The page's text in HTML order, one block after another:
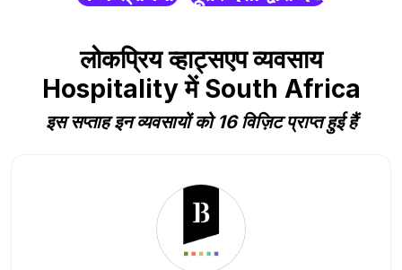
लोकप्रिय व्हाट्सएप व्यवसाय
Hospitality में South Africa
इस सप्ताह इन व्यवसायों को 16 विज़िट प्राप्त हुई हैं